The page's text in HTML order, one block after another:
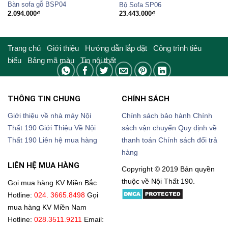
Bàn sofa gỗ BSP04
2.094.000₫
Bộ Sofa SP06
23.443.000₫
Trang chủ Giới thiệu Hướng dẫn lắp đặt Công trình tiêu
biểu
Bảng mã màu Tin nội thất
THÔNG TIN CHUNG
Giới thiệu về nhà máy Nội
Thất 190 Giới Thiệu Về Nội
Thất 190 Liên hệ mua hàng
CHÍNH SÁCH
Chính sách bảo hành Chính
sách vận chuyển Quy định về
thanh toán Chính sách đổi trả
hàng
LIÊN HỆ MUA HÀNG
Gọi mua hàng KV Miền Bắc
Hotline: 024. 3665.8498 Gọi
mua hàng KV Miền Nam
Hotline: 028.3511.9211 Email:
Copyright © 2019 Bản quyền
thuộc về Nội Thất 190.